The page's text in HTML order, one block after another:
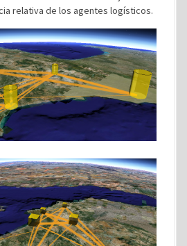
relativa de los agentes logísticos.